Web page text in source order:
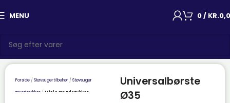
MENU 0/ KR.
Forside Støvsugertilbehør Støvsuger
mundstykker Miele mundstykker
Universalbørste
Ø35